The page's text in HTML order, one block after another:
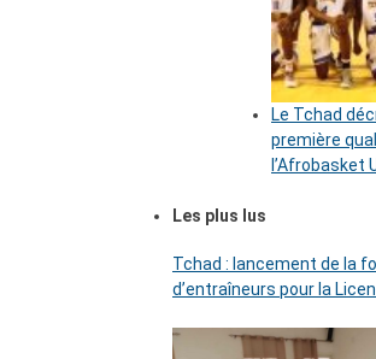
Le Tchad
première
l’Afrobasket
Les plus lus
Tchad : lancement de la
d’entraîneurs pour la